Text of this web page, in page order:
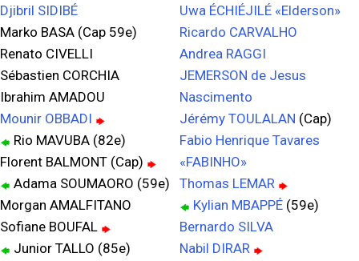
Djibril SIDIBÉ
Marko BASA (Cap 59e)
Renato CIVELLI
Sébastien CORCHIA
Ibrahim AMADOU
Mounir OBBADI
Rio MAVUBA (82e)
Florent BALMONT (Cap)
Adama SOUMAORO (59e)
Morgan AMALFITANO
Sofiane BOUFAL
Junior TALLO (85e)
Uwa ÉCHIÉJILÉ «Elderson»
Ricardo CARVALHO
Andrea RAGGI
JEMERSON de Jesus
Nascimento
Jérémy TOULALAN (Cap)
Fabio Henrique Tavares
«FABINHO»
Thomas LEMAR
Kylian MBAPPÉ (59e)
Bernardo SILVA
Nabil DIRAR